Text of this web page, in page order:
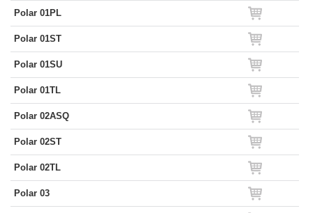
Polar 01PL
Polar 01ST
Polar 01SU
Polar 01TL
Polar 02ASQ
Polar 02ST
Polar 02TL
Polar 03